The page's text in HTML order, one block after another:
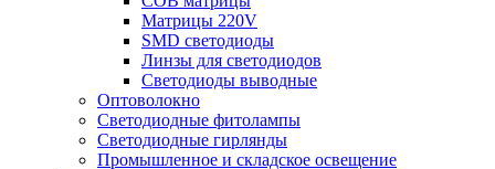
Матрицы 220V
SMD светодиоды
Линзы для светодиодов
Светодиоды выводные
Оптоволокно
Светодиодные фитолампы
Светодиодные гирлянды
Промышленное и складское освещение